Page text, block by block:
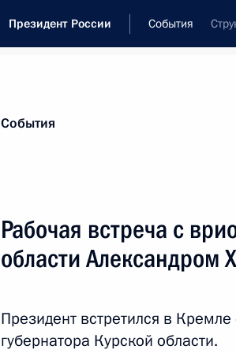
Президент России События
Новости
Послания Федеральному Собранию
Заявления по важнейшим вопросам
Речи и обращения
События
Рабочая встреча с
области Александром
Президент встретился в
губернатора Курской области.